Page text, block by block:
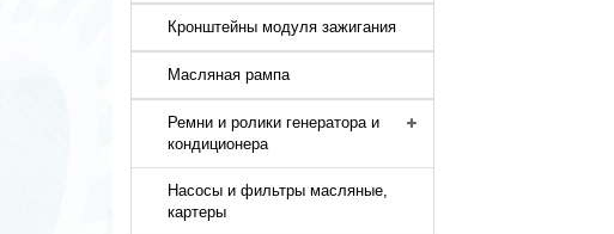
Кронштейны модуля зажигания
Масляная рампа
Ремни и ролики генератора и
кондиционера
Насосы и фильтры масляные,
картеры